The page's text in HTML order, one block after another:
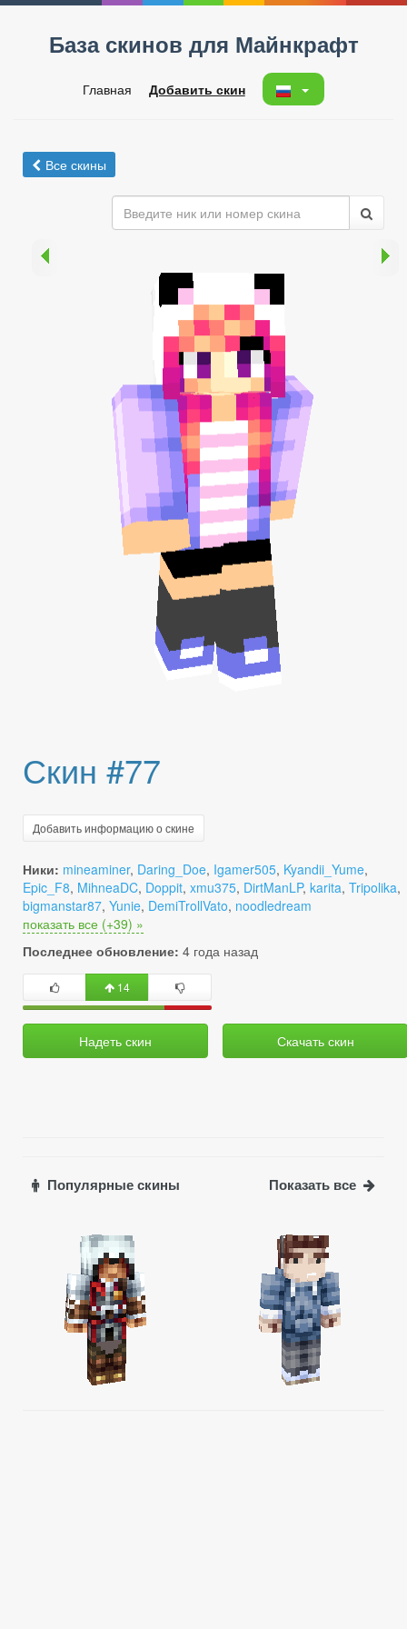
База скинов для Майнкрафт
Главная Добавить скин
Все скины
Скин #77
Добавить информацию о скине
Ники: mineaminer, Daring_Doe, Igamer505, Kyandii_Yume,
Epic_F8, MihneaDC, Doppit, xmu375, DirtManLP, karita, Tripolika,
bigmanstar87, Yunie, DemiTrollVato, noodledream
показать все (+39) »
Последнее обновление: 4 года назад
14
Надеть скин Скачать скин
Популярные скины Показать все